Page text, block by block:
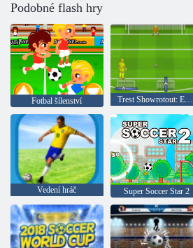
Podobné flash hry
Fotbal šílenství Trest Showrotout: Euro Cup 2016
Vedení hráč Super Soccer Star 2